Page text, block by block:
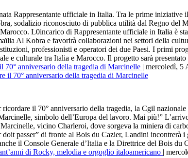
Rappresentante ufficiale in Italia. Tra le prime
sodalizio riconosciuto di pubblica utilità dal Regno del
L0incarico di Rappresentante ufficiale in Italia è
Al Kobra e favorirà collaborazioni nei settori della
professionisti e operatori dei due Paesi. I primi
e culturale tra Italia e Marocco. Il progetto sarà
anniversario della tragedia di Marcinelle | mercoledì, 5
il 70° anniversario della tragedia, la Cgil nazionale
simbolo dell’Europa del lavoro. Mai più!”
vicino Charleroi, dove sorgeva la miniera di
passer” di fronte al Bois du Cazier, Landini incontrerà
il Console Generale d’Italia e la Direttrice del Bois
di Rocky, melodia e orgoglio italoamericano |